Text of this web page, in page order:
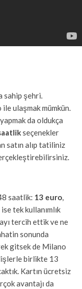
sahip şehri.
ulaşmak mümkün.
da oldukça
seçenekler
satın alıp tatiliniz
saatlik: 13 euro,
tek kullanımlık
tercih ettik ve ne
sonunda
gitsek de Milano
birlikte 13
Kartın ücretsiz
avantajı da